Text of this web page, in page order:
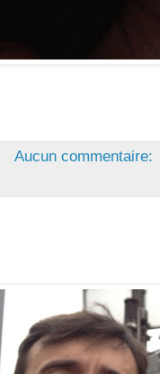
Aucun commentaire: